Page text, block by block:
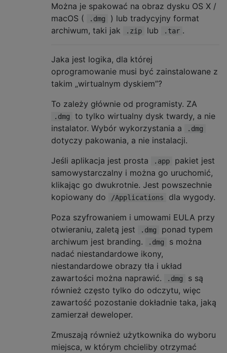
Można je spakować na obraz dysku OS X /
macOS (
.dmg
) lub tradycyjny format
archiwum, taki jak
.zip lub .tar .
Jaka jest logika, dla której
oprogramowanie musi być zainstalowane z
takim „wirtualnym dyskiem”?
To zależy głównie od programisty. ZA
.dmg
to tylko wirtualny dysk twardy, a nie
instalator. Wybór wykorzystania a
.dmg
dotyczy pakowania, a nie instalacji.
Jeśli aplikacja jest prosta
.app
pakiet jest
samowystarczalny i można go uruchomić,
klikając go dwukrotnie. Jest powszechnie
kopiowany do
/Applications
dla wygody.
Poza szyfrowaniem i umowami EULA przy
otwieraniu, zaletą jest
.dmg
ponad typem
archiwum jest branding.
.dmg
s można
nadać niestandardowe ikony,
niestandardowe obrazy tła i układ
zawartości można naprawić.
.dmg
s są
również często tylko do odczytu, więc
zawartość pozostanie dokładnie taka, jaką
zamierzał deweloper.
Zmuszają również użytkownika do wyboru
miejsca, w którym chcieliby otrzymać